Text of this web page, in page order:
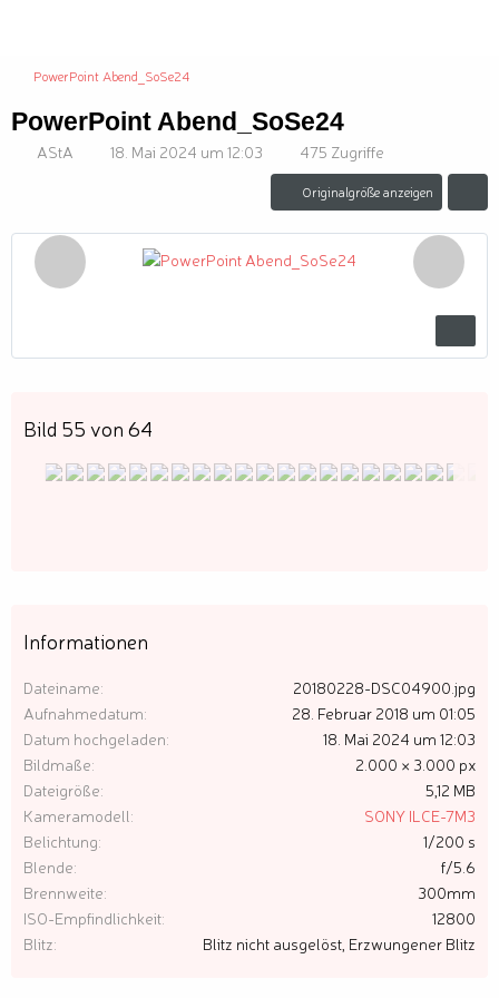
PowerPoint Abend_SoSe24
PowerPoint Abend_SoSe24
AStA 18. Mai 2024 um 12:03 475 Zugriffe
Originalgröße anzeigen
Bild 55 von 64
Informationen
Dateiname
20180228-DSC04900.jpg
Aufnahmedatum
28. Februar 2018 um 01:05
Datum hochgeladen
18. Mai 2024 um 12:03
Bildmaße
2.000 × 3.000 px
Dateigröße
5,12 MB
Kameramodell
SONY ILCE-7M3
Belichtung
1/200 s
Blende
f/5.6
Brennweite
300mm
ISO-Empfindlichkeit
12800
Blitz
Blitz nicht ausgelöst, Erzwungener Blitz